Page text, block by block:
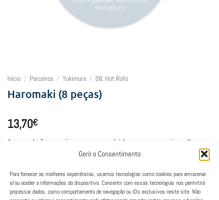
Gerir o Consentimento
Para fornecer as melhores experiências, usamos tecnologias como cookies para armazenar
e/ou aceder a informações do dispositivo. Consentir com essas tecnologias nos permitirá
processar dados, como comportamento de navegação ou IDs exclusivos neste site. Não
Início / Parceiros / Yukimura / 08. Hot Rolls
Haromaki (8 peças)
13,70€
Arroz, salmão e queijo cremoso envolvido em massa spring roll